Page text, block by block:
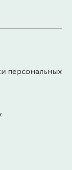
персональных